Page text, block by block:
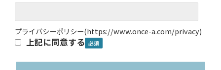
プライバシーポリシー(https://www.once-a.com/privacy)
上記に同意する